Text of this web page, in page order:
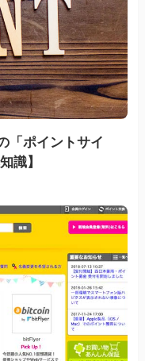
「ポイントサイ
識】